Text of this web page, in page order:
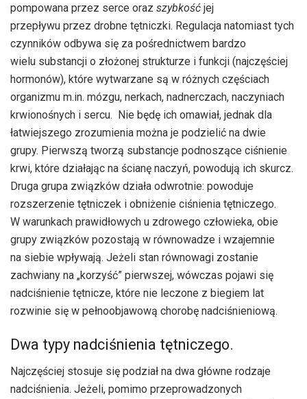
pompowana przez serce oraz szybkość jej
przepływu przez drobne tętniczki. Regulacja natomiast tych
czynników odbywa się za pośrednictwem bardzo
wielu substancji o złożonej strukturze i funkcji (najczęściej
hormonów), które wytwarzane są w różnych częściach
organizmu m.in. mózgu, nerkach, nadnerczach, naczyniach
krwionośnych i sercu. Nie będę ich omawiał, jednak dla
łatwiejszego zrozumienia można je podzielić na dwie
grupy. Pierwszą tworzą substancje podnoszące ciśnienie
krwi, które działając na ścianę naczyń, powodują ich skurcz.
Druga grupa związków działa odwrotnie: powoduje
rozszerzenie tętniczek i obniżenie ciśnienia tętniczego.
W warunkach prawidłowych u zdrowego człowieka, obie
grupy związków pozostają w równowadze i wzajemnie
na siebie wpływają. Jeżeli stan równowagi zostanie
zachwiany na „korzyść” pierwszej, wówczas pojawi się
nadciśnienie tętnicze, które nie leczone z biegiem lat
rozwinie się w pełnoobjawową chorobę nadciśnieniową.
Dwa typy nadciśnienia tętniczego.
Najczęściej stosuje się podział na dwa główne rodzaje
nadciśnienia. Jeżeli, pomimo przeprowadzonych